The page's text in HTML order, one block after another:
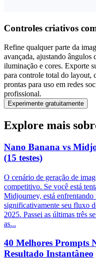
Controles criativos
Refine qualquer parte da
avançada, ajustando ângulos
iluminação e cores. Exporte
para controle total do layout,
prontas para uso em redes
profissional.
Experimente gratuitamente
Explore mais
Nano Banana vs
(15 testes)
O cenário de geração de
competitivo. Se você está
Midjourney, está
significativamente seu fluxo
2025. Passei as últimas três
as...
40 Melhores Prompts
Resultado Instantâneo